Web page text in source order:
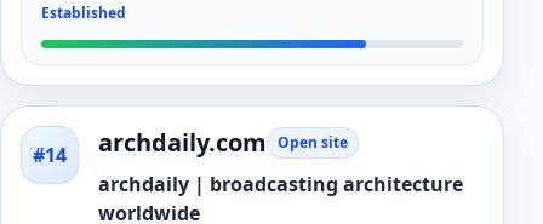
Established
#14 archdaily.com Open site
archdaily | broadcasting architecture
worldwide